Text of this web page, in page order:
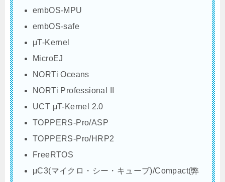
embOS-MPU
embOS-safe
μT-Kernel
MicroEJ
NORTi Oceans
NORTi Professional II
UCT μT-Kernel 2.0
TOPPERS-Pro/ASP
TOPPERS-Pro/HRP2
FreeRTOS
μC3(マイクロ・シー・キューブ)/Compact(弊